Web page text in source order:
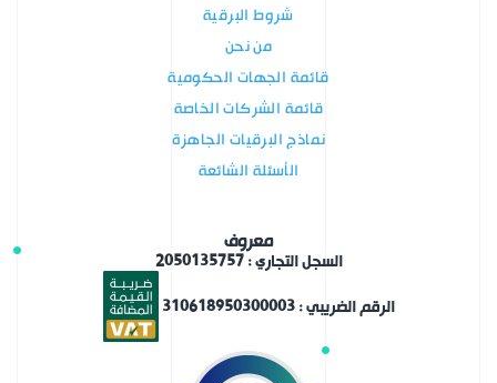
شروط البرقية
من نحن
قائمة الجهات الحكومية
قائمة الشركات الخاصة
نماذج البرقيات الجاهزة
الأسئلة الشائعة
معروف
السجل التجاري : 2050135757
الرقم الضريبي : 310618950300003